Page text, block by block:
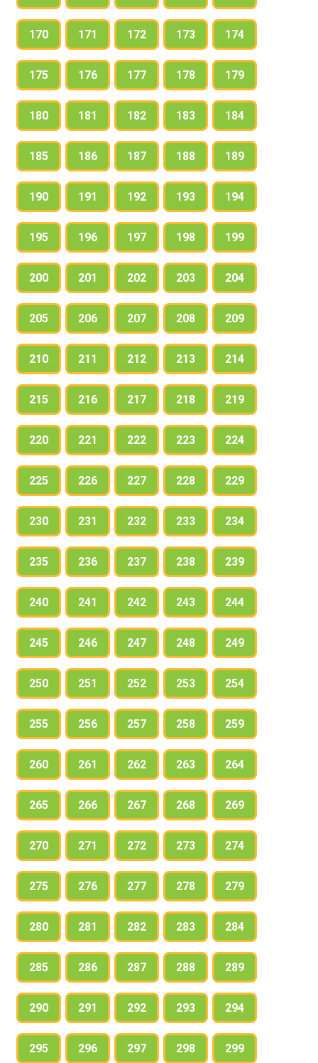
170 171 172 173 174
175 176 177 178 179
180 181 182 183 184
185 186 187 188 189
190 191 192 193 194
195 196 197 198 199
200 201 202 203 204
205 206 207 208 209
210 211 212 213 214
215 216 217 218 219
220 221 222 223 224
225 226 227 228 229
230 231 232 233 234
235 236 237 238 239
240 241 242 243 244
245 246 247 248 249
250 251 252 253 254
255 256 257 258 259
260 261 262 263 264
265 266 267 268 269
270 271 272 273 274
275 276 277 278 279
280 281 282 283 284
285 286 287 288 289
290 291 292 293 294
295 296 297 298 299